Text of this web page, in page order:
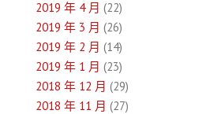
2019 年 4 月 (22)
2019 年 3 月 (26)
2019 年 2 月 (14)
2019 年 1 月 (23)
2018 年 12 月 (29)
2018 年 11 月 (27)